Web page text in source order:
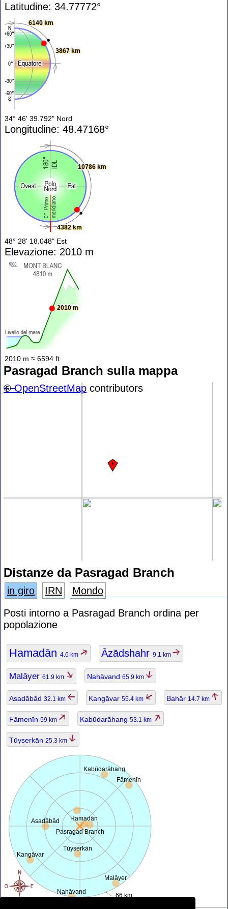
Latitudine: 34.77772°
6140 km
3867 km
34° 46' 39.792" Nord
Longitudine: 48.47168°
4382 km
10786 km
48° 28' 18.048" Est
Elevazione: 2010 m
2010 m
2010 m ≈ 6594 ft
Pasragad Branch sulla mappa
+−
©OpenStreetMap contributors
Distanze da Pasragad Branch
in giro IRN
Mondo
Posti intorno a Pasragad Branch ordina per
popolazione
Hamadān 4.6 km Āzādshahr 9.1 km
Malāyer 61.9 km Nahāvand 65.9 km
Asadābād 32.1 km Kangāvar 55.4 km Bahār 14.7 km
Fāmenīn 59 km Kabūdarāhang 53.1 km
Tūyserkān 25.3 km
Pasragad Branch
66 km
Hamadān
Malāyer
Nahāvand
Asadābād
Kangāvar
Fāmenīn
Kabūdarāhang
Tūyserkān